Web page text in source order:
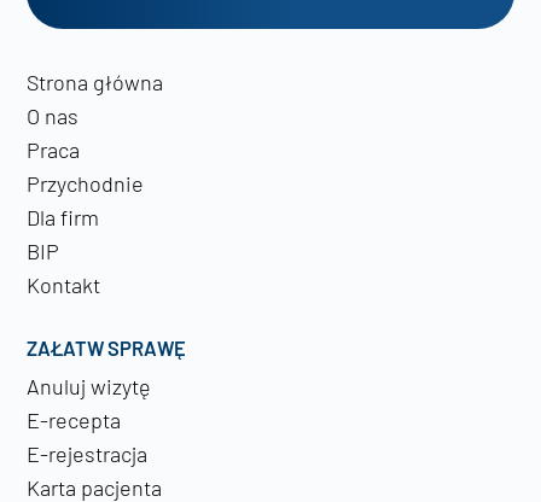
Strona główna
O nas
Praca
Przychodnie
Dla firm
BIP
Kontakt
ZAŁATW SPRAWĘ
Anuluj wizytę
E-recepta
E-rejestracja
Karta pacjenta